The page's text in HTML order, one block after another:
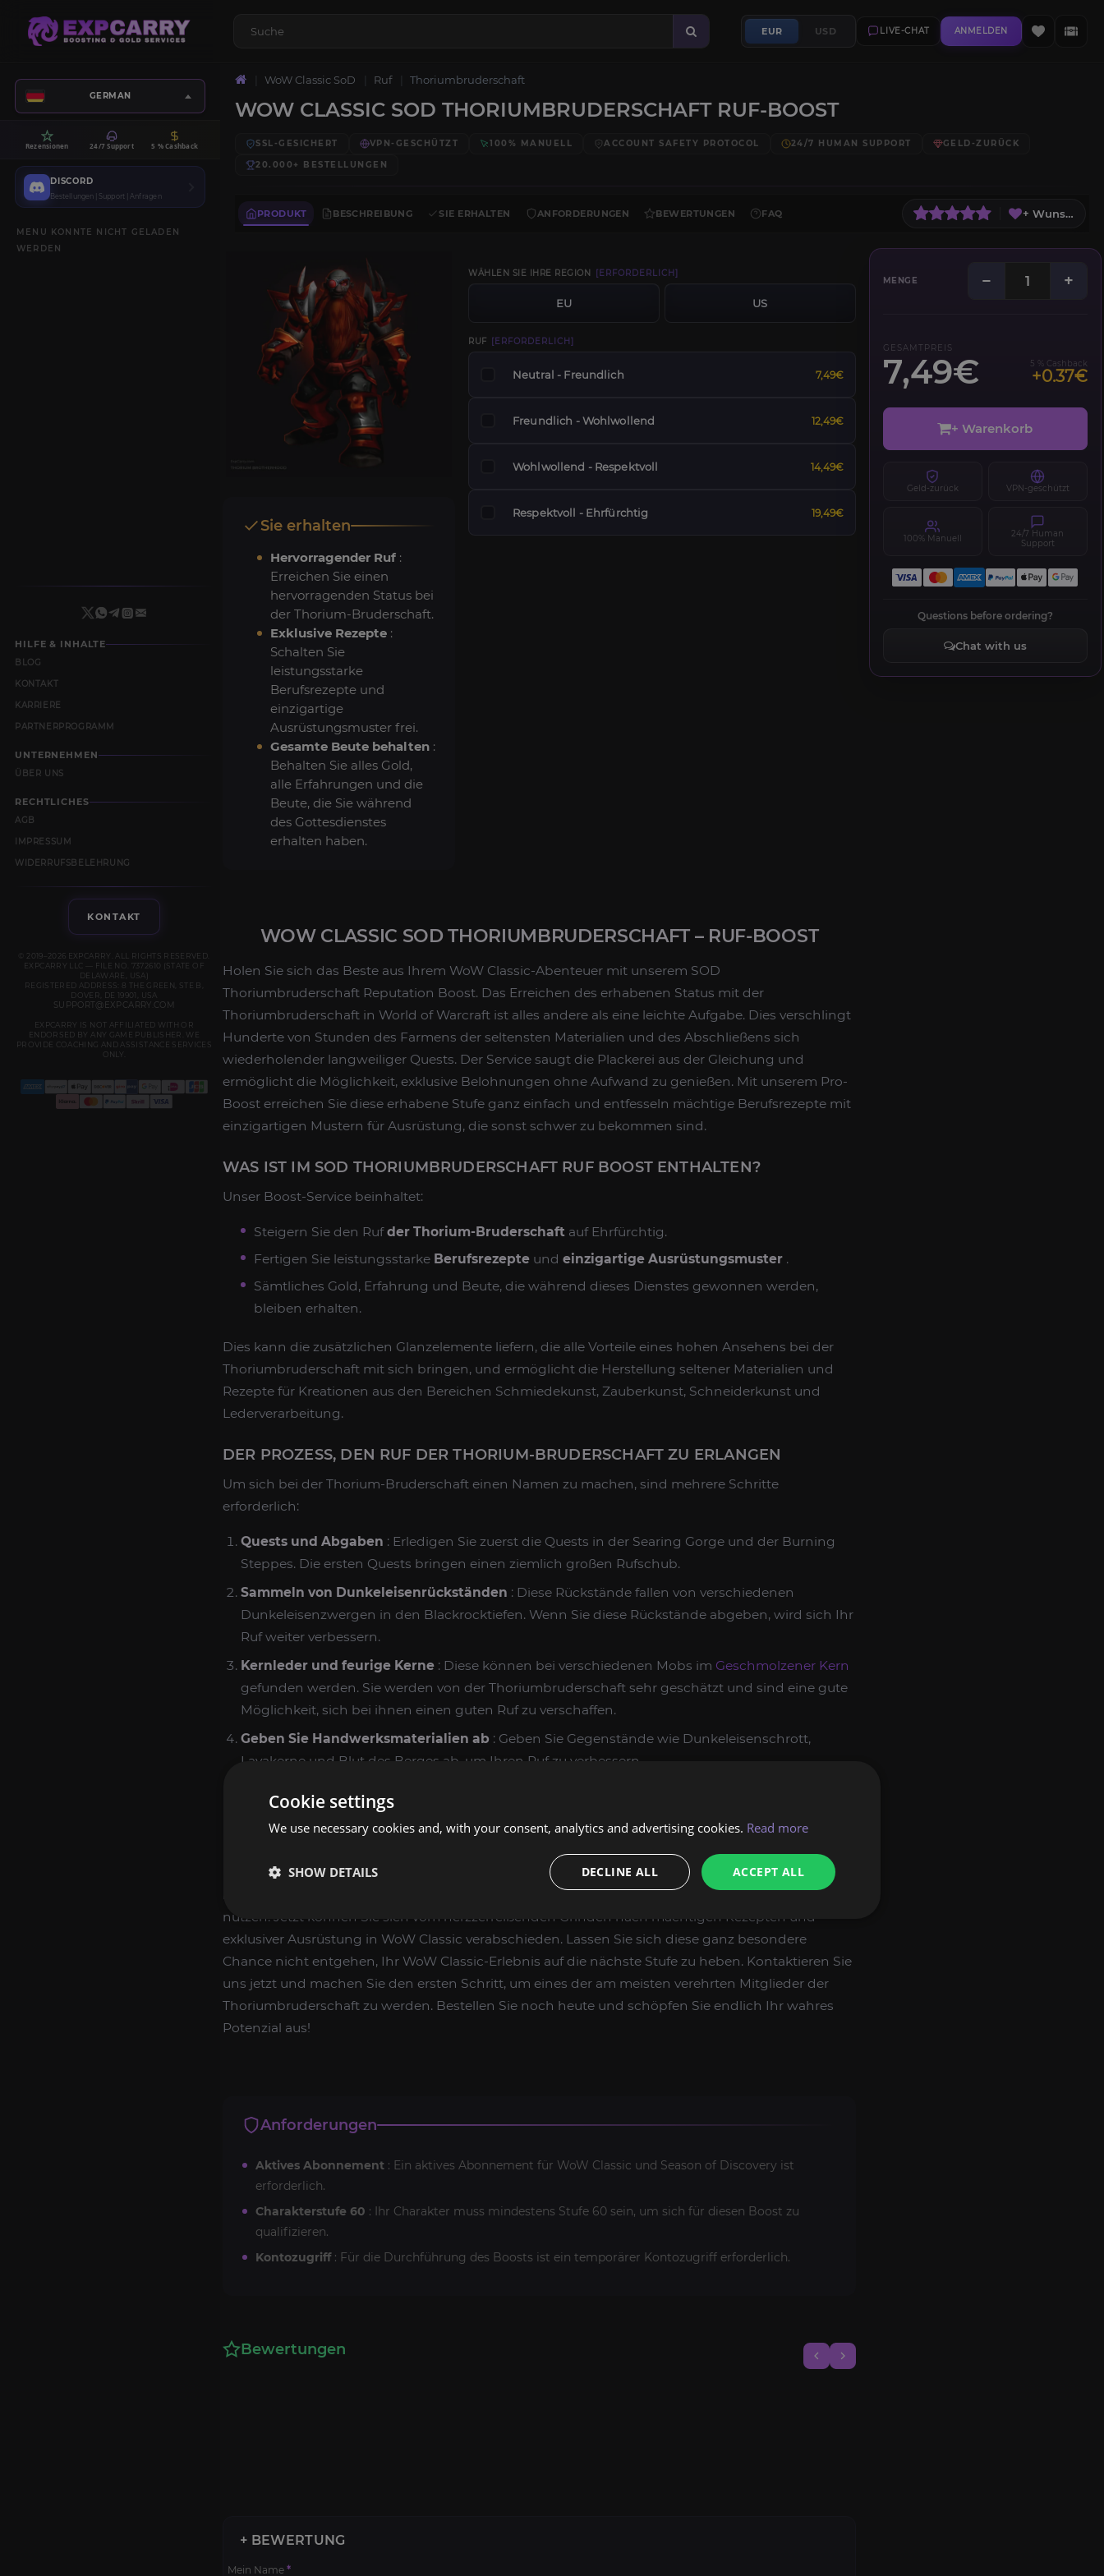
EUR USD LIVE-CHAT ANMELDEN
GERMAN
Rezensionen 24/7 Support 5 % Cashback
DISCORD
Bestellungen | Support | Anfragen
MENU KONNTE NICHT GELADEN
WERDEN
HILFE & INHALTE
BLOG
KONTAKT
KARRIERE
PARTNERPROGRAMM
UNTERNEHMEN
ÜBER UNS
RECHTLICHES
AGB
IMPRESSUM
WIDERRUFSBELEHRUNG
KONTAKT
© 2019–2026 EXPCARRY. ALL RIGHTS RESERVED.
EXPCARRY LLC — FILE NO. 7372610 (STATE OF
DELAWARE, USA)
REGISTERED ADDRESS: 8 THE GREEN, STE B,
DOVER, DE 19901, USA
SUPPORT@EXPCARRY.COM
EXPCARRY IS NOT AFFILIATED WITH OR
ENDORSED BY ANY GAME PUBLISHER. WE
PROVIDE COACHING AND ASSISTANCE SERVICES
ONLY.
WoW Classic SoD Ruf Thoriumbruderschaft
WOW CLASSIC SOD THORIUMBRUDERSCHAFT RUF-BOOST
SSL-GESICHERT VPN-GESCHÜTZT 100% MANUELL ACCOUNT SAFETY PROTOCOL 24/7 HUMAN SUPPORT
GELD-ZURÜCK
20.000+
BESTELLUNGEN
PRODUKT BESCHREIBUNG SIE ERHALTEN ANFORDERUNGEN BEWERTUNGEN FAQ + Wunschliste
WÄHLEN SIE IHRE REGION [ERFORDERLICH]
EU US
RUF [ERFORDERLICH]
Neutral - Freundlich 7,49€
Freundlich - Wohlwollend 12,49€
Wohlwollend - Respektvoll 14,49€
Respektvoll - Ehrfürchtig 19,49€
MENGE − +
GESAMTPREIS
7,49€ 5 % Cashback
+0.37€
+ Warenkorb
Geld-zurück VPN-geschützt
100% Manuell
24/7 Human
Support
Questions before ordering?
Chat with us
Sie erhalten
Hervorragender Ruf :
Erreichen Sie einen
hervorragenden Status bei
der Thorium-Bruderschaft.
Exklusive Rezepte :
Schalten Sie
leistungsstarke
Berufsrezepte und
einzigartige
Ausrüstungsmuster frei.
Gesamte Beute behalten :
Behalten Sie alles Gold,
alle Erfahrungen und die
Beute, die Sie während
des Gottesdienstes
erhalten haben.
WOW CLASSIC SOD THORIUMBRUDERSCHAFT – RUF-BOOST
Holen Sie sich das Beste aus Ihrem WoW Classic-Abenteuer mit unserem SOD
Thoriumbruderschaft Reputation Boost. Das Erreichen des erhabenen Status mit der
Thoriumbruderschaft in World of Warcraft ist alles andere als eine leichte Aufgabe. Dies verschlingt
Hunderte von Stunden des Farmens der seltensten Materialien und des Abschließens sich
wiederholender langweiliger Quests. Der Service saugt die Plackerei aus der Gleichung und
ermöglicht die Möglichkeit, exklusive Belohnungen ohne Aufwand zu genießen. Mit unserem Pro-
Boost erreichen Sie diese erhabene Stufe ganz einfach und entfesseln mächtige Berufsrezepte mit
einzigartigen Mustern für Ausrüstung, die sonst schwer zu bekommen sind.
WAS IST IM SOD THORIUMBRUDERSCHAFT RUF BOOST ENTHALTEN?
Unser Boost-Service beinhaltet:
Steigern Sie den Rufder Thorium-Bruderschaft auf Ehrfürchtig.
Fertigen Sie leistungsstarke Berufsrezepte und einzigartige Ausrüstungsmuster .
Sämtliches Gold, Erfahrung und Beute, die während dieses Dienstes gewonnen werden,
bleiben erhalten.
Dies kann die zusätzlichen Glanzelemente liefern, die alle Vorteile eines hohen Ansehens bei der
Thoriumbruderschaft mit sich bringen, und ermöglicht die Herstellung seltener Materialien und
Rezepte für Kreationen aus den Bereichen Schmiedekunst, Zauberkunst, Schneiderkunst und
Lederverarbeitung.
DER PROZESS, DEN RUF DER THORIUM-BRUDERSCHAFT ZU ERLANGEN
Um sich bei der Thorium-Bruderschaft einen Namen zu machen, sind mehrere Schritte
erforderlich:
Quests und Abgaben : Erledigen Sie zuerst die Quests in der Searing Gorge und der Burning
Steppes. Die ersten Quests bringen einen ziemlich großen Rufschub.
Sammeln von Dunkeleisenrückständen : Diese Rückstände fallen von verschiedenen
Dunkeleisenzwergen in den Blackrocktiefen. Wenn Sie diese Rückstände abgeben, wird sich Ihr
Ruf weiter verbessern.
Kernleder und feurige Kerne : Diese können bei verschiedenen Mobs im Geschmolzener Kern
gefunden werden. Sie werden von der Thoriumbruderschaft sehr geschätzt und sind eine gute
Möglichkeit, sich bei ihnen einen guten Ruf zu verschaffen.
Geben Sie Handwerksmaterialien ab : Geben Sie Gegenstände wie Dunkeleisenschrott,
Lavakerne und Blut des Berges ab, um Ihren Ruf zu verbessern.
verschiedener Art, die von Lokhtos Darkbargainer in den Blackrocktiefen verteilt werden. Diese
Einlieferungen verleihen einem den Status „Erhaben“.
Erreichen Sie ein hohes Level im Spiel und genießen Sie extravagante Belohnungen in Form eines
hervorragenden Rufs bei der Thoriumbruderschaft, indem Sie unseren umfassenden Boost-Service
nutzen. Jetzt können Sie sich vom herzzerreißenden Grinden nach mächtigen Rezepten und
exklusiver Ausrüstung in WoW Classic verabschieden. Lassen Sie sich diese ganz besondere
Chance nicht entgehen, Ihr WoW Classic-Erlebnis auf die nächste Stufe zu heben. Kontaktieren Sie
uns jetzt und machen Sie den ersten Schritt, um eines der am meisten verehrten Mitglieder der
Thoriumbruderschaft zu werden. Bestellen Sie noch heute und schöpfen Sie endlich Ihr wahres
Potenzial aus!
Anforderungen
Aktives Abonnement : Ein aktives Abonnement für WoW Classic und Season of Discovery ist
erforderlich.
Charakterstufe 60 : Ihr Charakter muss mindestens Stufe 60 sein, um sich für diesen Boost zu
qualifizieren.
Kontozugriff: Für die Durchführung des Boosts ist ein temporärer Kontozugriff erforderlich.
Bewertungen
+ BEWERTUNG
Mein Name *
Cookie settings
We use necessary cookies and, with your consent, analytics and advertising cookies. Read more
ACCEPT ALL
DECLINE ALL
SHOW DETAILS